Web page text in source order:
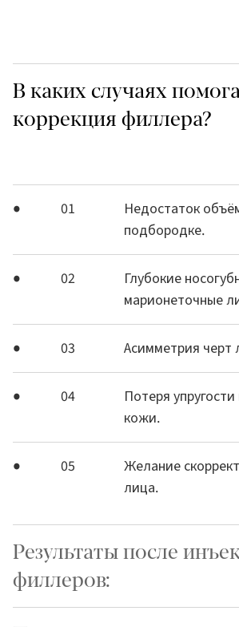
В каких случаях
коррекция филлера?
01
Недостаток
подбородке.
02
Глубокие
марионеточные
03 Асимметрия черт
04
Потеря
кожи.
05
Желание
лица.
Результаты после
филлеров: